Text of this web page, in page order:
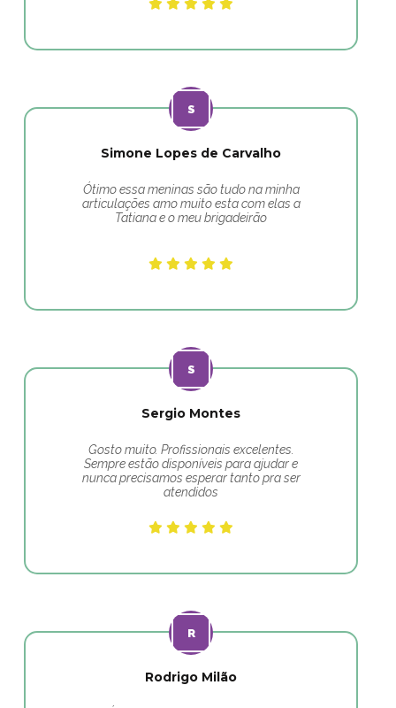
Simone Lopes de Carvalho
Ótimo essa meninas são tudo na minha
articulações amo muito esta com elas a
Tatiana e o meu brigadeirão
Sergio Montes
Gosto muito. Profissionais excelentes.
Sempre estão disponíveis para ajudar e
nunca precisamos esperar tanto pra ser
atendidos
Rodrigo Milão